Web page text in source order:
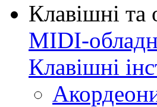
Клавішні та
MIDI-
Клавішні